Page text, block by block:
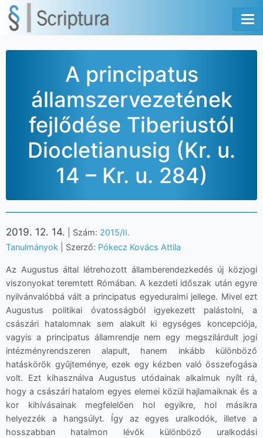
A principatus
államszervezetének
fejlődése Tiberiustól
Diocletianusig (Kr. u.
14 – Kr. u. 284)
2019. 12. 14. | Szám: 2015/II.
Tanulmányok | Szerző: Pókecz Kovács Attila
Az Augustus által létrehozott államberendezkedés új közjogi
viszonyokat teremtett Rómában. A kezdeti időszak után egyre
nyilvánvalóbbá vált a principatus egyeduralmi jellege. Mivel ezt
Augustus politikai óvatosságból igyekezett palástolni, a
császári hatalomnak sem alakult ki egységes koncepciója,
vagyis a principatus államrendje nem egy megszilárdult jogi
intézményrendszeren alapult, hanem inkább különböző
hatáskörök gyűjteménye, ezek egy kézben való összefogása
volt. Ezt kihasználva Augustus utódainak alkalmuk nyílt rá,
hogy a császári hatalom egyes elemei közül hajlamaiknak és a
kor kihívásainak megfelelően hol egyikre, hol másikra
helyezzék a hangsúlyt. Így az egyes uralkodók, illetve a
hosszabban hatalmon lévők különböző uralkodási